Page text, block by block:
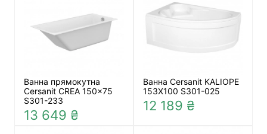
Ванна прямокутна
Cersanit CREA 150x75
S301-233
13 649 ₴
Ванна Cersanit KALIOPE
153X100 S301-025
12 189 ₴